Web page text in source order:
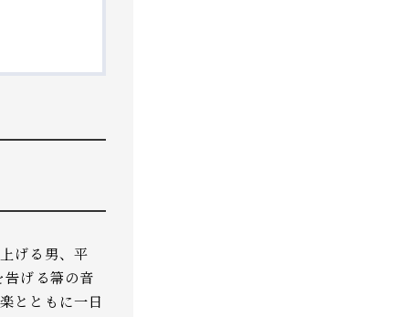
げる男、平
げる箒の音
とともに一日